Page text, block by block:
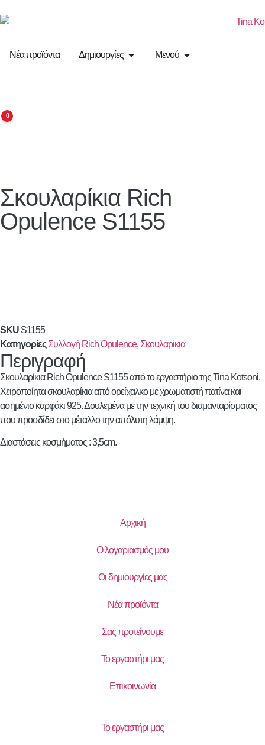
Νέα προϊόντα Δημιουργίες Μενού
0
Σκουλαρίκια Rich
Opulence S1155
SKU S1155
Κατηγορίες Συλλογή Rich Opulence, Σκουλαρίκια
Περιγραφή
Σκουλαρίκια Rich Opulence S1155 από το εργαστήριο της Tina Kotsoni.
Χειροποίητα σκουλαρίκια από ορείχαλκο με χρωματιστή πατίνα και
ασημένιο καρφάκι 925. Δουλεμένα με την τεχνική του διαμανταρίσματος
που προσδίδει στο μέταλλο την απόλυτη λάμψη.
Διαστάσεις κοσμήματος : 3,5cm.
Αρχική
Ο λογαριασμός μου
Οι δημιουργίες μας
Νέα προϊόντα
Σας προτείνουμε
Το εργαστήρι μας
Επικοινωνία
Το εργαστήρι μας